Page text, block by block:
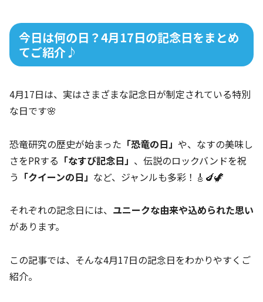
今日は何の日？4月17日の記念日をまとめ
てご紹介♪
4月17日は、実はさまざまな記念日が制定されている特別
な日です🌸
恐竜研究の歴史が始まった 「恐竜の日」 や、なすの美味し
さをPRする 「なすび記念日」 、伝説のロックバンドを祝
う 「クイーンの日」 など、ジャンルも多彩！🎸🍆🦖
それぞれの記念日には、 ユニークな由来や込められた思い
があります。
この記事では、そんな4月17日の記念日をわかりやすくご
紹介。